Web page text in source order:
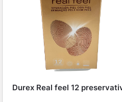
Durex Real feel 12